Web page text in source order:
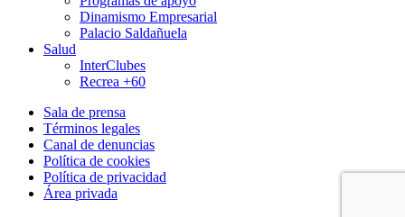
Dinamismo Empresarial
Palacio Saldañuela
Salud
InterClubes
Recrea +60
Sala de prensa
Términos legales
Canal de denuncias
Política de cookies
Política de privacidad
Área privada